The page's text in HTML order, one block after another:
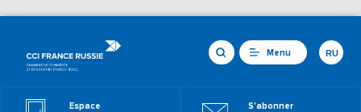
Menu
Espace
S'abonner
RU